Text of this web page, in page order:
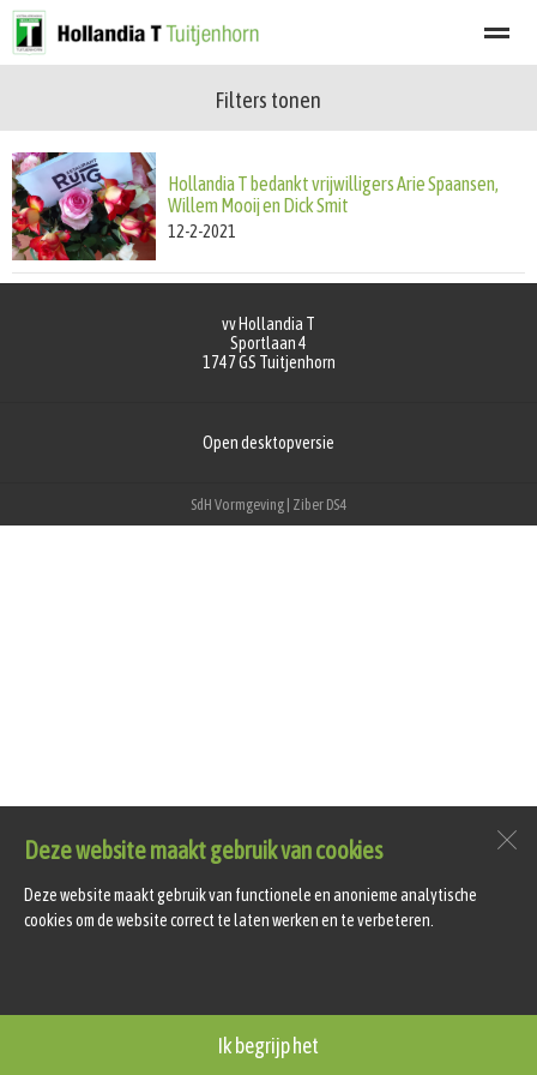
Afgelastingen
Home Zoeken Nieuws Agenda
Deze website maakt gebruik van cookies
Deze website maakt gebruik van functionele en anonieme analytische
cookies om de website correct te laten werken en te verbeteren.
Ik begrijp het
Filters tonen
Hollandia T bedankt vrijwilligers Arie Spaansen,
Willem Mooij en Dick Smit
12-2-2021
vv Hollandia T
Sportlaan 4
1747 GS Tuitjenhorn
Open desktopversie
SdH Vormgeving | Ziber DS4